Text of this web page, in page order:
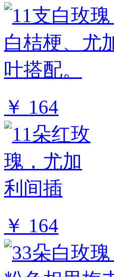
￥ 164
￥ 164